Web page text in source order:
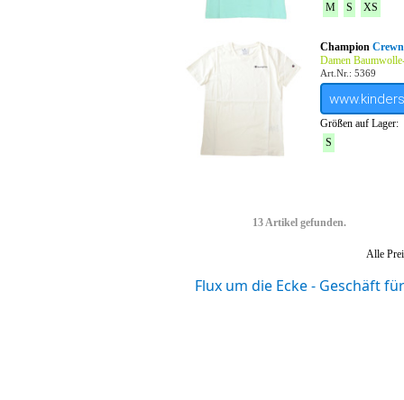
M
S XS
Champion
Damen
Art.Nr.: 5369
Größen auf Lager:
S
13 Artikel gefunden.
Alle
Flux um die Ecke - Geschäft